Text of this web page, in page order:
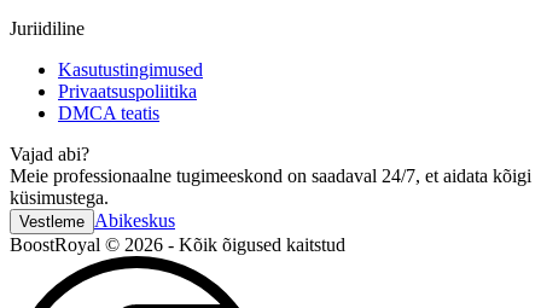
Juriidiline
Kasutustingimused
Privaatsuspoliitika
DMCA teatis
Vajad abi?
Meie professionaalne tugimeeskond on saadaval 24/7, et aidata kõigi
küsimustega.
Vestleme Abikeskus
BoostRoyal © 2026 - Kõik õigused kaitstud